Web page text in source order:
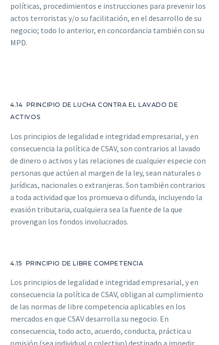
políticas, procedimientos e instrucciones para prevenir los
actos terroristas y/o su facilitación, en el desarrollo de su
negocio; todo lo anterior, en concordancia también con su
MPD.
4.14 PRINCIPIO DE LUCHA CONTRA EL LAVADO DE
ACTIVOS
Los principios de legalidad e integridad empresarial, y en
consecuencia la política de CSAV, son contrarios al lavado
de dinero o activos y las relaciones de cualquier especie con
personas que actúen al margen de la ley, sean naturales o
jurídicas, nacionales o extranjeras. Son también contrarios
a toda actividad que los promueva o difunda, incluyendo la
evasión tributaria, cualquiera sea la fuente de la que
provengan los fondos involucrados.
4.15 PRINCIPIO DE LIBRE COMPETENCIA
Los principios de legalidad e integridad empresarial, y en
consecuencia la política de CSAV, obligan al cumplimiento
de las normas de libre competencia aplicables en los
mercados en que CSAV desarrolla su negocio. En
consecuencia, todo acto, acuerdo, conducta, práctica u